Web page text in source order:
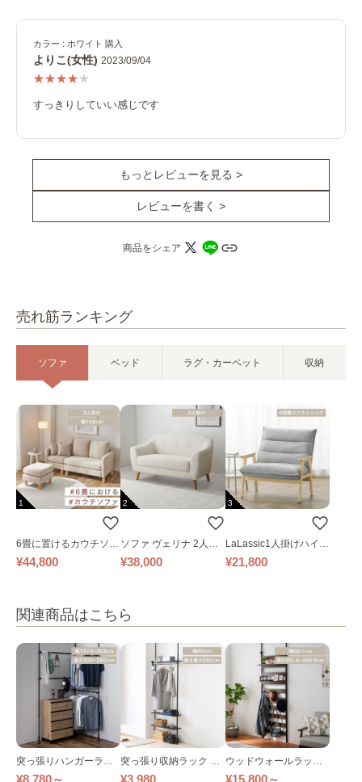
売れ筋ランキング
ソファ ベッド ラグ・カーペット 収納
1
6畳に置けるカウチソフ
ァ｜ベージュ
¥44,800
2
ソファ ヴェリナ 2人掛
け
¥38,000
3
LaLassic1人掛けハイバ
ックソファ ワイド
¥21,800
関連商品はこちら
突っ張りハンガーラッ
ク 幅263㎝ 全2色
¥8,780～
突っ張り収納ラック 全
2色
¥3,980
ウッドウォールラック
幅68㎝ 全2色
¥15,800～
カラー : ホワイト 購入
よりこ(女性) 2023/09/04
すっきりしていい感じです
もっとレビューを見る >
レビューを書く >
商品をシェア